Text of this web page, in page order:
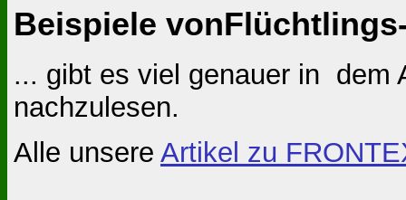
Beispiele
... gibt es viel genauer in dem
nachzulesen.
Alle unsere Artikel zu